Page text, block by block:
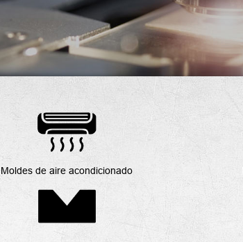
Moldes de aire acondicionado